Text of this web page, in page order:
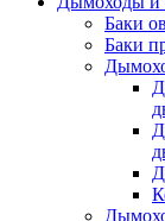
Баки
Баки